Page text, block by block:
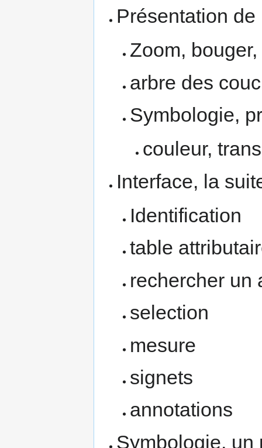
Présentation
Zoom, bouger,
arbre des
Symbologie,
couleur,
Interface, la
Identification
table
rechercher un
selection
mesure
signets
annotations
Symbologie, un